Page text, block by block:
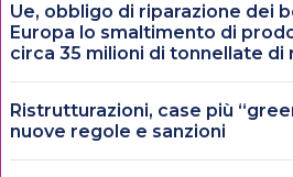
Ue, obbligo di riparazione dei
Europa lo smaltimento di
circa 35 milioni di tonnellate di
Ristrutturazioni, case più
nuove regole e sanzioni